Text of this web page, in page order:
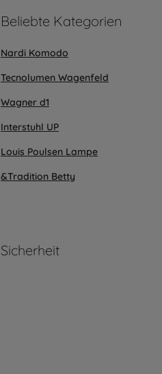
Beliebte Kategorien
Nardi Komodo
Tecnolumen Wagenfeld
Wagner d1
Interstuhl UP
Louis Poulsen Lampe
&Tradition Betty
Sicherheit